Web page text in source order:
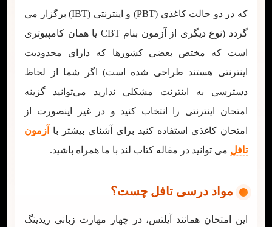
که در دو حالت کاغذی (PBT) و اینترنتی (IBT) برگزار می
گردد (نوع دیگری از آزمون بنام CBT یا همان کامپیوتری
است که مختص بعضی کشورها که دارای محدودیت
اینترنتی هستند طراحی شده است) اگر شما از لحاظ
دسترسی به اینترنت مشکلی ندارید می‌توانید گزینه
امتحان اینترنتی را انتخاب کنید و در غیر اینصورت از
امتحان کاغذی استفاده کنید برای آشنای بیشتر با
آزمون
تافل می توانید در مقاله کتاب لند با ما همراه باشید.
مواد درسی تافل چست؟
این امتحان همانند آیلتس، در چهار مهارت زبانی ریدینگ